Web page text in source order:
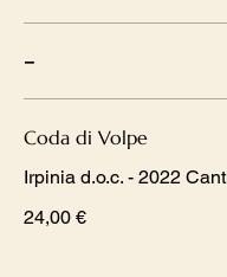
-
Coda di Volpe
Irpinia d.o.c. - 2022
24,00 €